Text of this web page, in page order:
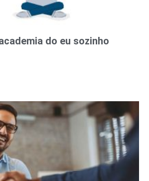
do eu sozinho